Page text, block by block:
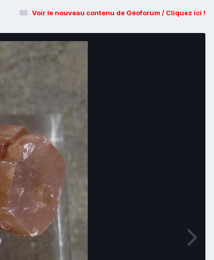
Voir le nouveau contenu de Géoforum / Cliquez ici !